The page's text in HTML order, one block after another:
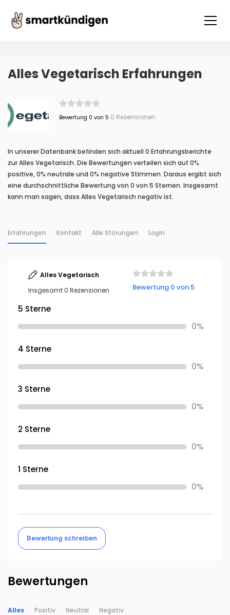
Alles Vegetarisch Erfahrungen
Bewertung 0 von 5 0 Rezensionen
In unserer Datenbank befinden sich aktuell 0 Erfahrungsberichte
zur Alles Vegetarisch. Die Bewertungen verteilen sich auf 0%
positive, 0% neutrale und 0% negative Stimmen. Daraus ergibt sich
eine durchschnittliche Bewertung von 0 von 5 Sternen. Insgesamt
kann man sagen, dass Alles Vegetarisch negativ ist.
Erfahrungen Kontakt Alle Störungen Login
Alles Vegetarisch
Insgesamt 0 Rezensionen
Bewertung 0 von 5
5 Sterne
0%
4 Sterne
0%
3 Sterne
0%
2 Sterne
0%
1 Sterne
0%
Bewertung schreiben
Bewertungen
Alles Positiv Neutral Negativ